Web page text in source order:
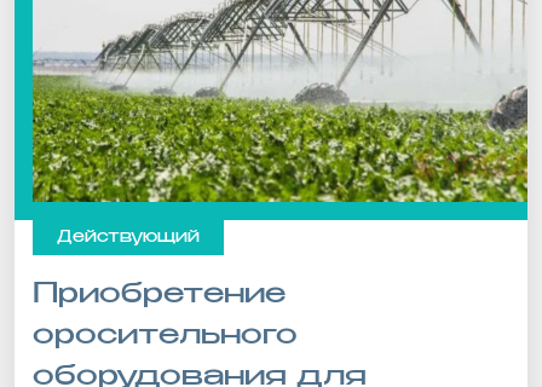
Действующий
Приобретение
оросительного
оборудования для